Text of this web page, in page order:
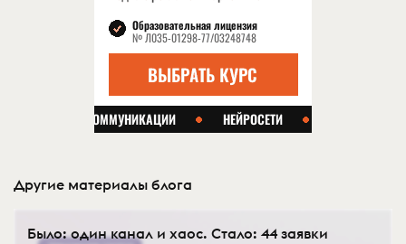
Другие материалы блога
Было: один канал и хаос. Стало: 44 заявки